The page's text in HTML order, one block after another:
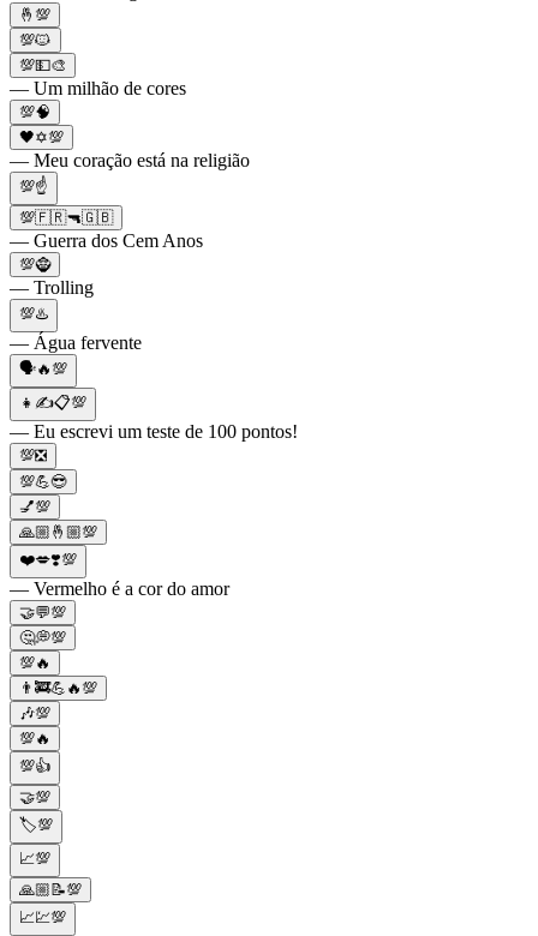
🤞💯
💯🐱
💯💵🎨
— Um milhão de cores
💯🧠
🖤✡️💯
— Meu coração está na religião
💯☝
💯🇫🇷🔫🇬🇧
— Guerra dos Cem Anos
💯🧌
— Trolling
💯♨️
— Água fervente
🗣🔥💯
👧✍📋💯
— Eu escrevi um teste de 100 pontos!
💯❎
💯💪😎
💅💯
🙏🏼🤞🏼💯
❤️💋❣️💯
— Vermelho é a cor do amor
🤝💬💯
🤔💭💯
💯🔥
👨‍🚒💪🔥💯
🎶💯
💯🔥
💯👍
🤝💯
🏷️💯
📈💯
🙏🏼📝💯
📈💹💯